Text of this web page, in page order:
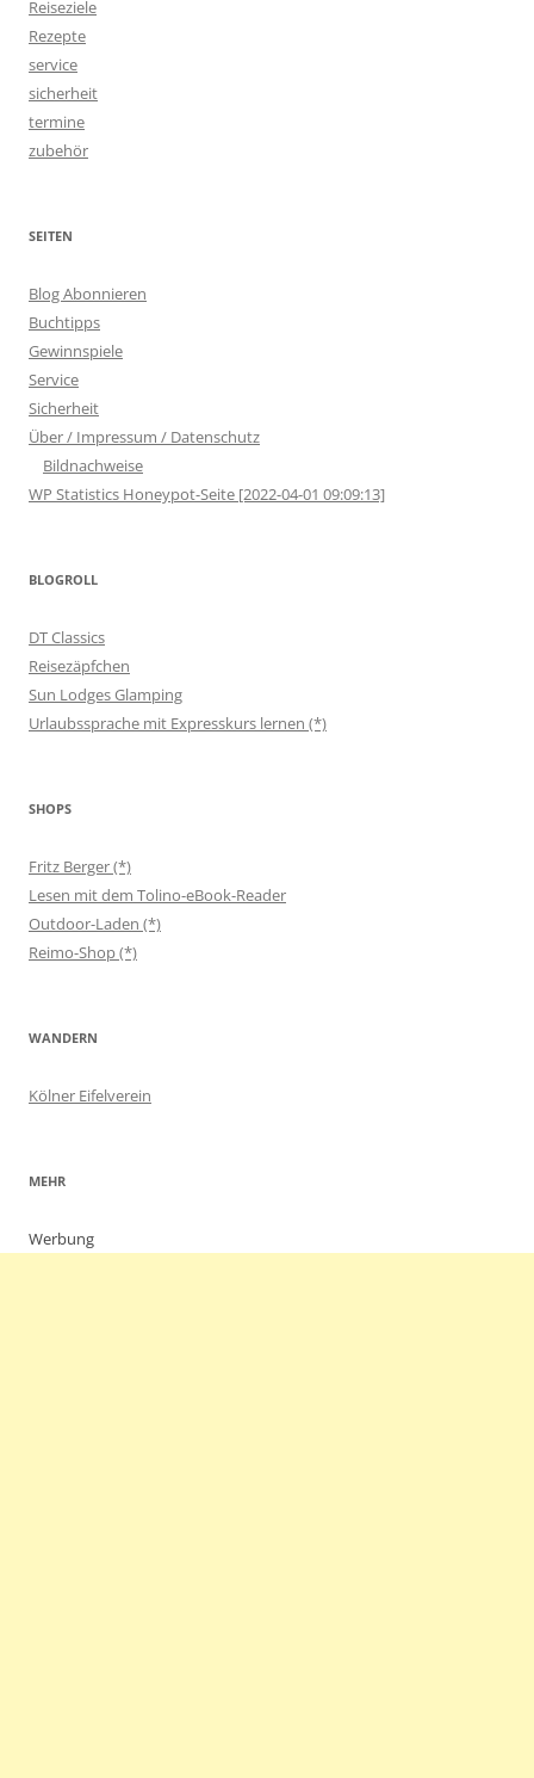
Reiseziele
Rezepte
service
sicherheit
termine
zubehör
SEITEN
Blog Abonnieren
Buchtipps
Gewinnspiele
Service
Sicherheit
Über / Impressum / Datenschutz
Bildnachweise
WP Statistics Honeypot-Seite [2022-04-01 09:09:13]
BLOGROLL
DT Classics
Reisezäpfchen
Sun Lodges Glamping
Urlaubssprache mit Expresskurs lernen (*)
SHOPS
Fritz Berger (*)
Lesen mit dem Tolino-eBook-Reader
Outdoor-Laden (*)
Reimo-Shop (*)
WANDERN
Kölner Eifelverein
MEHR
Werbung